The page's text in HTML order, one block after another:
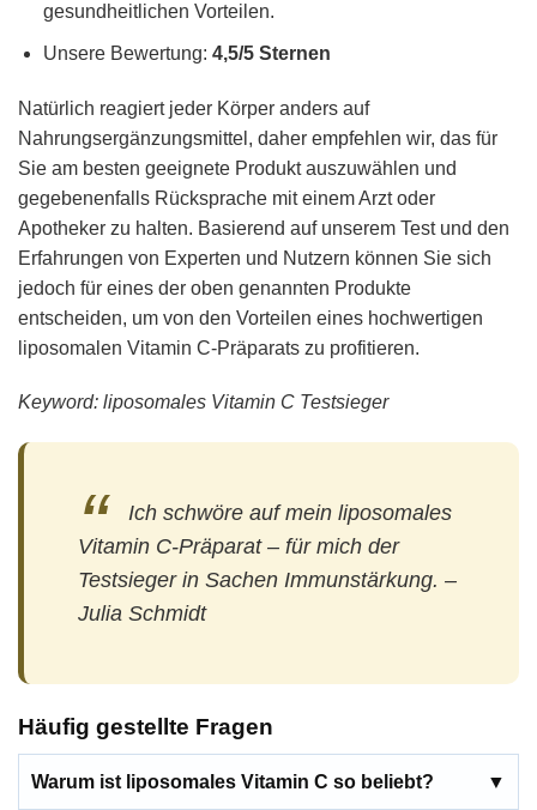
gesundheitlichen Vorteilen.
Unsere Bewertung: 4,5/5 Sternen
Natürlich reagiert jeder Körper anders auf
Nahrungsergänzungsmittel, daher empfehlen wir, das für
Sie am besten geeignete Produkt auszuwählen und
gegebenenfalls Rücksprache mit einem Arzt oder
Apotheker zu halten. Basierend auf unserem Test und den
Erfahrungen von Experten und Nutzern können Sie sich
jedoch für eines der oben genannten Produkte
entscheiden, um von den Vorteilen eines hochwertigen
liposomalen Vitamin C-Präparats zu profitieren.
Keyword: liposomales Vitamin C Testsieger
Ich schwöre auf mein liposomales
Vitamin C-Präparat – für mich der
Testsieger in Sachen Immunstärkung. –
Julia Schmidt
Häufig gestellte Fragen
Warum ist liposomales Vitamin C so beliebt?